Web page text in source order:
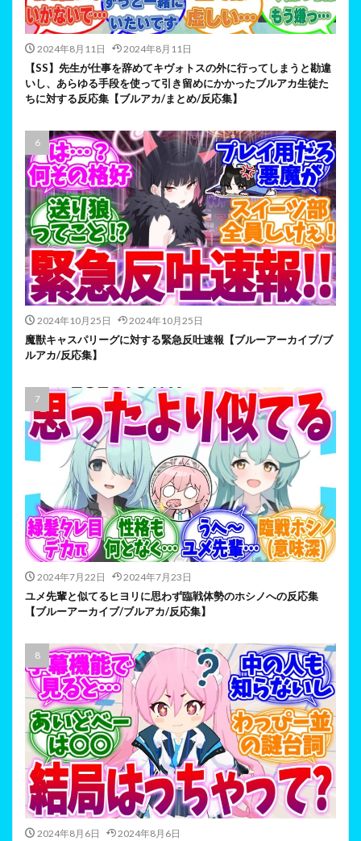
2024年8月11日 2024年8月11日
【SS】先生が仕事を辞めてキヴォトスの外に行ってしまうと勘違
いし、あらゆる手段を使って引き留めにかかったブルアカ生徒た
ちに対する反応集【ブルアカ/まとめ/反応集】
2024年10月25日 2024年10月25日
魔獣キャスパリーグに対する緊急反吐速報【ブルーアーカイブ/ブ
ルアカ/反応集】
2024年7月22日 2024年7月23日
ユメ先輩と似てるヒヨリに思わず臨戦体勢のホシノへの反応集
【ブルーアーカイブ/ブルアカ/反応集】
2024年8月6日 2024年8月6日